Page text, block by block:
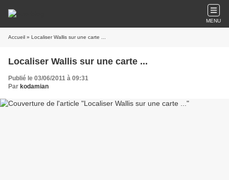
MENU
Accueil » Localiser Wallis sur une carte ...
Localiser Wallis sur une carte ...
Publié le 03/06/2011 à 09:31
Par kodamian